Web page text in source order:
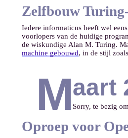
Zelfbouw
Iedere informaticus heeft wel
voorlopers van de huidige
de wiskundige Alan M. Turing.
machine gebouwd, in de stijl
Maart
Sorry, te bezig
Oproep voor